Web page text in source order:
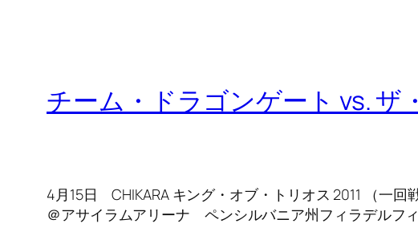
チーム・ドラゴンゲート vs. ザ
4月15日 CHIKARA キング・オブ・トリオス 2011 （一回戦
＠アサイラムアリーナ ペンシルバニア州フィラデルフ